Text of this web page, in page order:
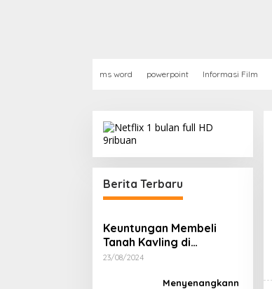
ms word powerpoint Informasi Film
Berita Terbaru
Keuntungan Membeli
Tanah Kavling di
Sukoharjo
23/08/2024
Menyenangkann